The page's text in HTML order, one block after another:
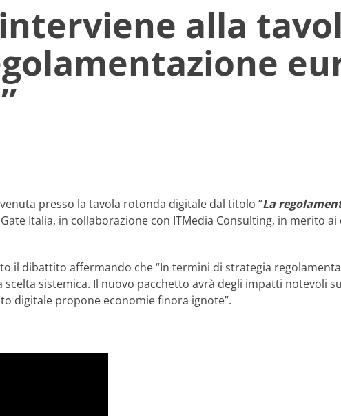
alla
presso la tavola rotonda digitale dal titolo “La
Italia, in collaborazione con ITMedia Consulting, in merito
il dibattito affermando che “In termini di strategia
sistemica. Il nuovo pacchetto avrà degli impatti notevoli
digitale propone economie finora ignote”.